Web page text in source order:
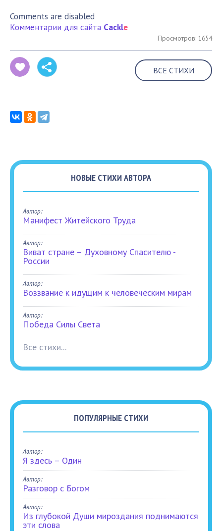
Comments are disabled
Комментарии для сайта Cackle
Просмотров: 1654
ВСЕ СТИХИ
НОВЫЕ СТИХИ АВТОРА
Автор:
Манифест Житейского Труда
Автор:
Виват стране – Духовному Спасителю -
России
Автор:
Воззвание к идущим к человеческим мирам
Автор:
Победа Силы Света
Все стихи...
ПОПУЛЯРНЫЕ СТИХИ
Автор:
Я здесь – Один
Автор:
Разговор с Богом
Автор:
Из глубокой Души мироздания поднимаются
эти слова